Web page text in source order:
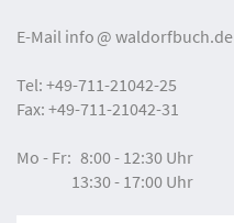
E-Mail info waldorfbuch.de
Tel: +49-711-21042-25
Fax: +49-711-21042-31
Mo - Fr: 8:00 - 12:30 Uhr
13:30 - 17:00 Uhr